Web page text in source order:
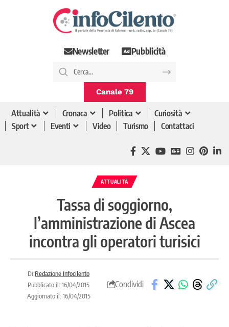
Newsletter Pubblicità
Canale 79
Attualità Cronaca Politica
Curiosità
Sport
Eventi Video Turismo Contattaci
ATTUALITÀ
Tassa di soggiorno,
l’amministrazione di Ascea
incontra gli operatori turisici
Di:Redazione Infocilento
Pubblicato il: 16/04/2015
Aggiornato il: 16/04/2015
Condividi